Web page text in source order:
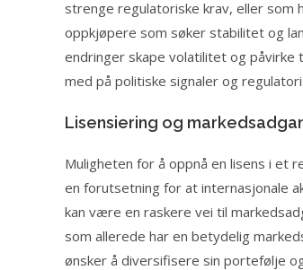
strenge regulatoriske krav, eller
oppkjøpere som søker stabilitet og
endringer skape volatilitet og
med på politiske signaler og
Lisensiering og
Muligheten for å oppnå en lisens i et
en forutsetning for at internasjonale
kan være en raskere vei til
som allerede har en betydelig
ønsker å diversifisere sin portefølje